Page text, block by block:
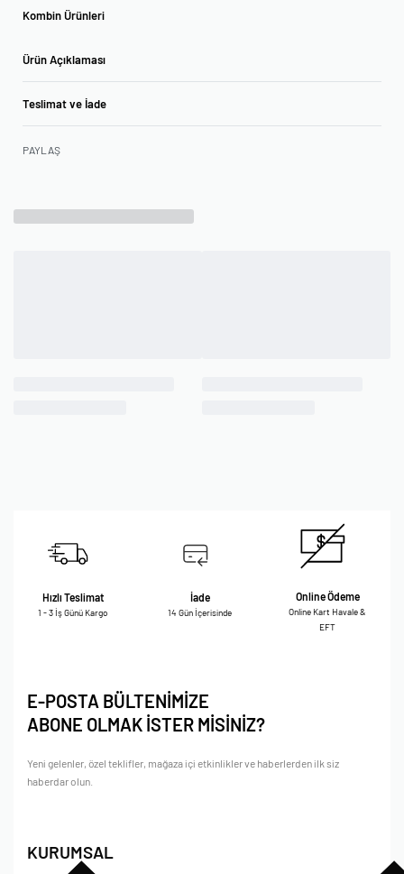
Kombin Ürünleri
Ürün Açıklaması
Teslimat ve İade
PAYLAŞ
Hızlı Teslimat
1 - 3 İş Günü Kargo
İade
14 Gün İçerisinde
Online Ödeme
Online Kart Havale &
EFT
KURUMSAL
E-POSTA BÜLTENİMİZE
ABONE OLMAK İSTER MİSİNİZ?
Yeni gelenler, özel teklifler, mağaza içi etkinlikler ve haberlerden ilk siz
haberdar olun.